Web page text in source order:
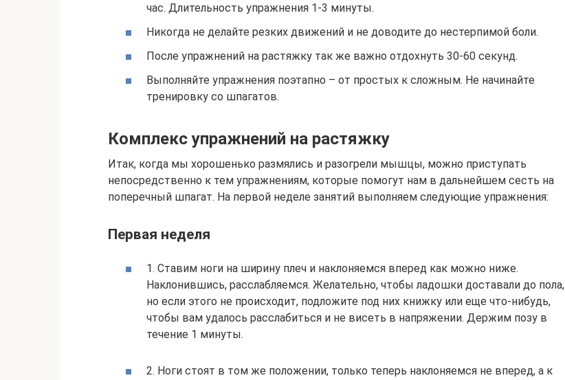
час. Длительность упражнения 1-3 минуты.
Никогда не делайте резких движений и не доводите до нестерпимой боли.
После упражнений на растяжку так же важно отдохнуть 30-60 секунд.
Выполняйте упражнения поэтапно – от простых к сложным. Не начинайте
тренировку со шпагатов.
Комплекс упражнений на растяжку
Итак, когда мы хорошенько размялись и разогрели мышцы, можно приступать
непосредственно к тем упражнениям, которые помогут нам в дальнейшем сесть на
поперечный шпагат. На первой неделе занятий выполняем следующие упражнения:
Первая неделя
1. Ставим ноги на ширину плеч и наклоняемся вперед как можно ниже.
Наклонившись, расслабляемся. Желательно, чтобы ладошки доставали до пола,
но если этого не происходит, подложите под них книжку или еще что-нибудь,
чтобы вам удалось расслабиться и не висеть в напряжении. Держим позу в
течение 1 минуты.
2. Ноги стоят в том же положении, только теперь наклоняемся не вперед, а к